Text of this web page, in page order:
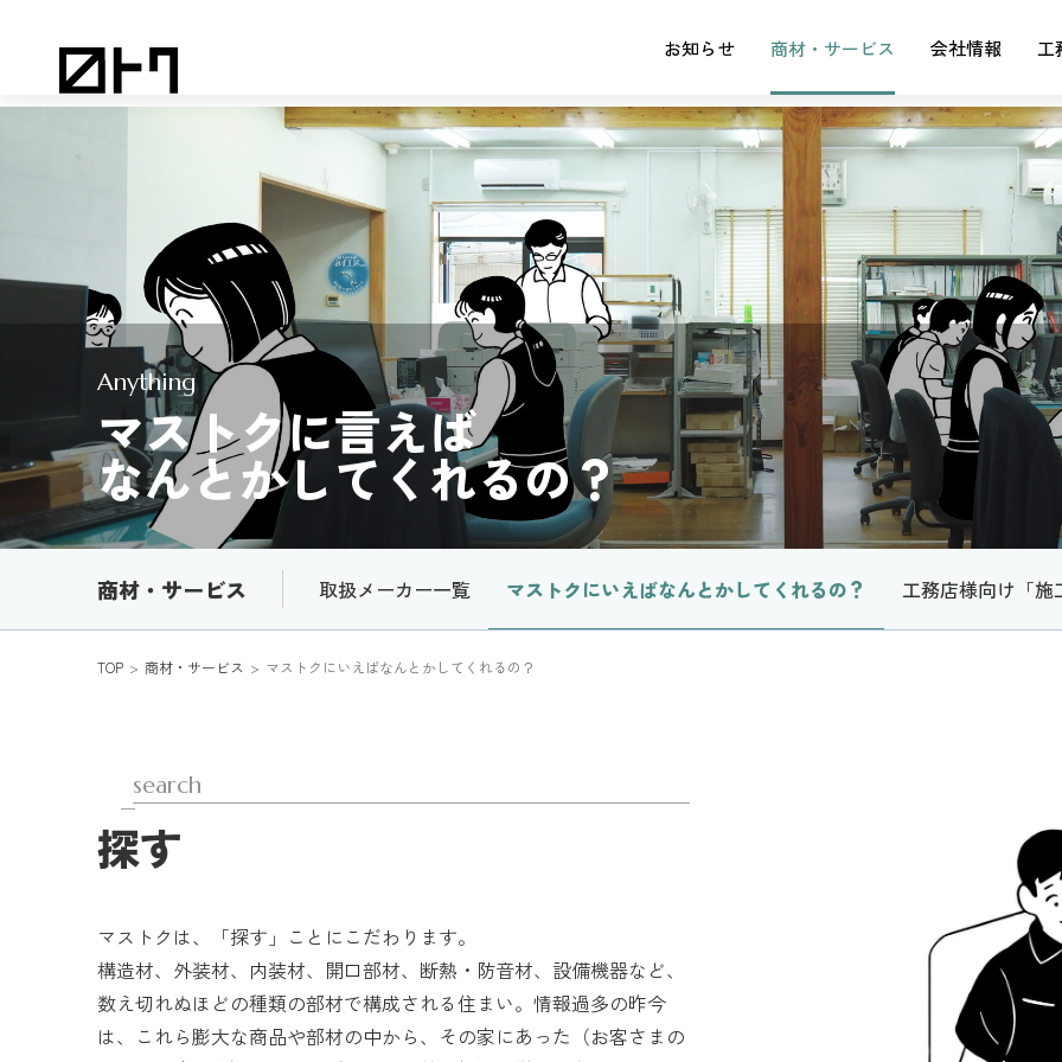
お知らせ 商材・サービス 会社情報 工
Anything
マストクに言えば
なんとかしてくれるの？
商材・サービス 取扱メーカー一覧 マストクにいえばなんとかしてくれるの？ 工務店様向け「施
TOP 商材・サービス マストクにいえばなんとかしてくれるの？
search
探す
マストクは、「探す」ことにこだわります。
構造材、外装材、内装材、開口部材、断熱・防音材、設備機器など、
数え切れぬほどの種類の部材で構成される住まい。 情報過多の昨今
は、これら膨大な商品や部材の中から、その家にあった（お客さまの